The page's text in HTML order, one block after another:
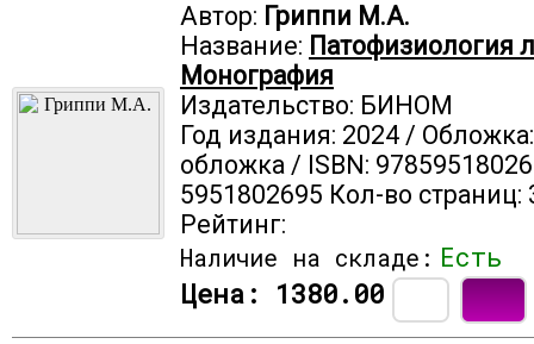
Автор: Гриппи М.А.
Название: Патофизиология
Монография
Издательство: БИНОМ
Год издания: 2024 /
обложка / ISBN:
5951802695 Кол-во страниц:
Рейтинг:
Наличие на складе: Есть
Цена: 1380.00